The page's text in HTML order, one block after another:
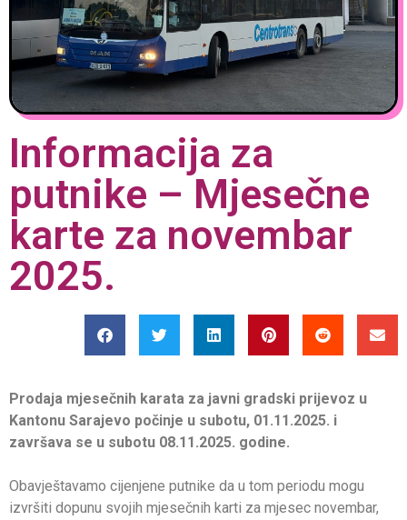
Informacija za
putnike – Mjesečne
karte za novembar
2025.
Prodaja mjesečnih karata za javni gradski prijevoz u
Kantonu Sarajevo počinje u subotu, 01.11.2025. i
završava se u subotu 08.11.2025. godine.
Obavještavamo cijenjene putnike da u tom periodu mogu
izvršiti dopunu svojih mjesečnih karti za mjesec novembar,